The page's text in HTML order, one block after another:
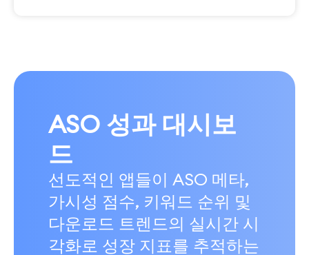
ASO 성과 대시보
드
선도적인 앱들이 ASO 메타,
가시성 점수, 키워드 순위 및
다운로드 트렌드의 실시간 시
각화로 성장 지표를 추적하는